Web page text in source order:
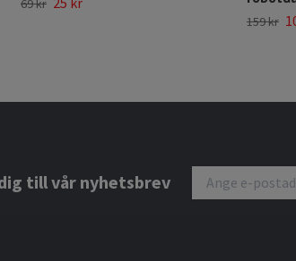
69 kr
159 kr
till vår nyhetsbrev